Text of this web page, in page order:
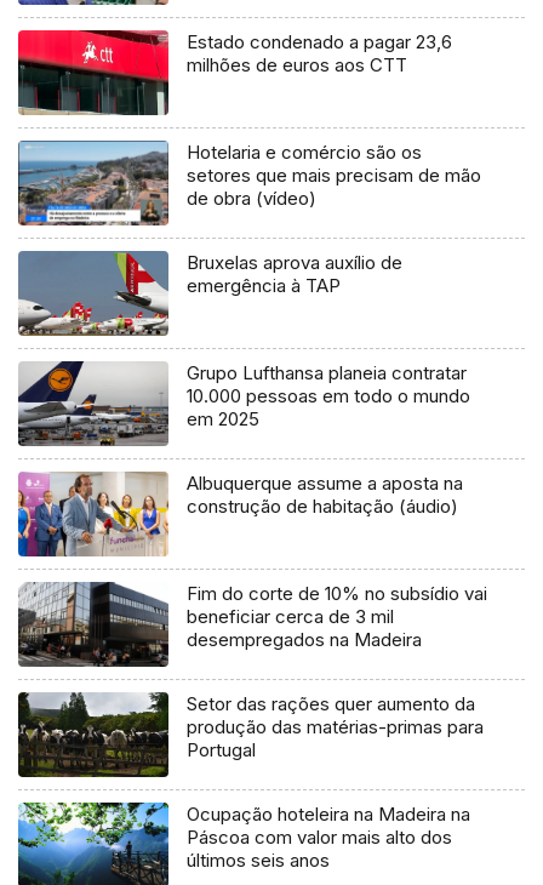
Estado condenado a pagar 23,6
milhões de euros aos CTT
Hotelaria e comércio são os
setores que mais precisam de mão
de obra (vídeo)
Bruxelas aprova auxílio de
emergência à TAP
Grupo Lufthansa planeia contratar
10.000 pessoas em todo o mundo
em 2025
Albuquerque assume a aposta na
construção de habitação (áudio)
Fim do corte de 10% no subsídio vai
beneficiar cerca de 3 mil
desempregados na Madeira
Setor das rações quer aumento da
produção das matérias-primas para
Portugal
Ocupação hoteleira na Madeira na
Páscoa com valor mais alto dos
últimos seis anos